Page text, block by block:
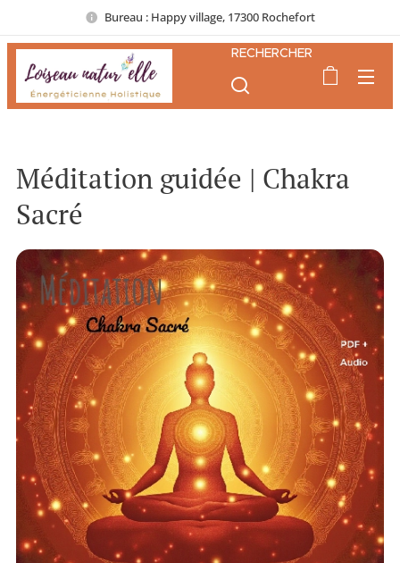
Bureau : Happy village, 17300 Rochefort
RECHERCHER
Méditation guidée | Chakra
Sacré